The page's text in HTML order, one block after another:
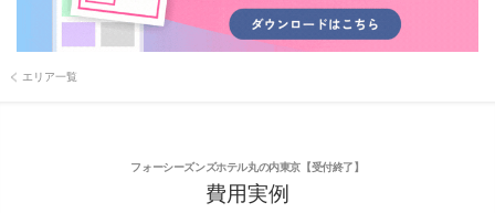
エリア一覧
フォーシーズンズホテル丸の内東京【受付終了】
費用実例